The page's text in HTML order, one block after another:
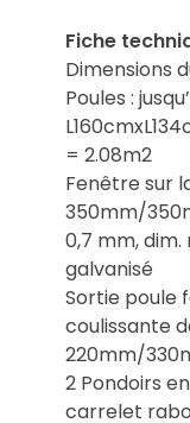
Fiche
Dimensions
Poules :
= 2.08m2
Fenêtre sur
350mm/
0,7 mm,
galvanisé
Sortie poule
coulissante
220mm/
2 Pondoirs
carrelet